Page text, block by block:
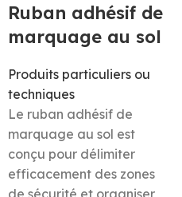
Ruban adhésif de
marquage au sol
Produits particuliers ou
techniques
Le ruban adhésif de
marquage au sol est
conçu pour délimiter
efficacement des zones
de sécurité et organiser